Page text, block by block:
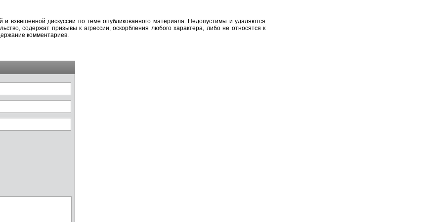
и взвешенной дискуссии по теме опубликованного материала. Недопустимы и удаляются
содержат призывы к агрессии, оскорбления любого характера, либо не относятся к
комментариев.